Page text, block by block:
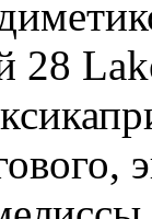
28